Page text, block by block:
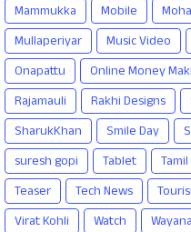
Mammukka
Mobile
Mullaperiyar
Music Video
Onapattu
Online Money
Rajamauli
Rakhi Designs
SharukKhan
Smile Day
suresh gopi
Tablet Tamil
Teaser
Tech News
Virat Kohli
Watch